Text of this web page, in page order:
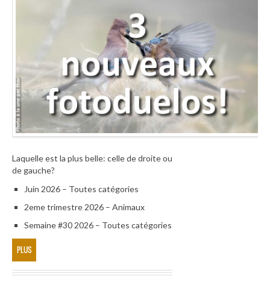
Laquelle est la plus belle: celle de droite ou
de gauche?
Juin 2026 – Toutes catégories
2eme trimestre 2026 – Animaux
Semaine #30 2026 – Toutes catégories
PLUS